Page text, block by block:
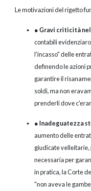
Le motivazioni del rigetto
● Gravi criticità
contabili
l'incasso" delle
definendo le azioni
garantire il
soldi, ma non
prenderli dove
● Inadeguatezza
aumento delle
giudicate
necessaria per
in pratica, la Corte
"non aveva le